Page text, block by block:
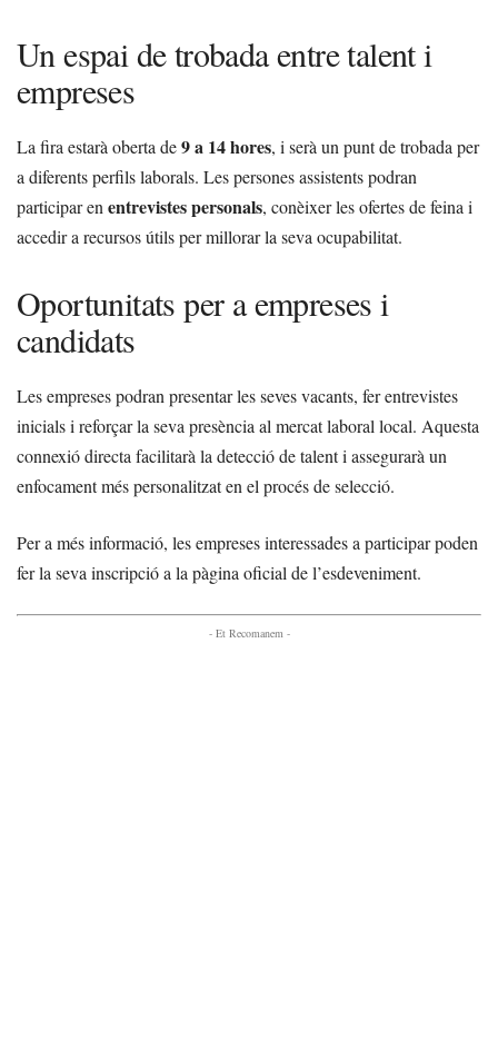
Un espai de trobada entre talent i
empreses
La fira estarà oberta de9 a 14 hores, i serà un punt de trobada per
a diferents perfils laborals. Les persones assistents podran
participar en entrevistes personals, conèixer les ofertes de feina i
accedir a recursos útils per millorar la seva ocupabilitat.
Oportunitats per a empreses i
candidats
Les empreses podran presentar les seves vacants, fer entrevistes
inicials i reforçar la seva presència al mercat laboral local. Aquesta
connexió directa facilitarà la detecció de talent i assegurarà un
enfocament més personalitzat en el procés de selecció.
Per a més informació, les empreses interessades a participar poden
fer la seva inscripció a la pàgina oficial de l’esdeveniment.
- Et Recomanem -